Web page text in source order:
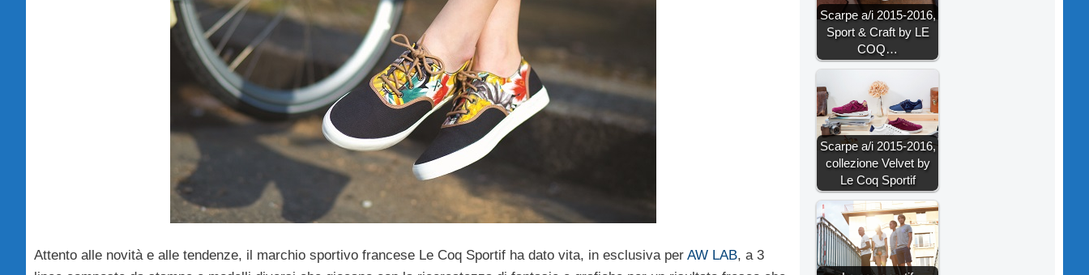
Attento alle novità e alle tendenze, il marchio sportivo francese Le Coq Sportif ha dato vita, in esclusiva per AW LAB, a 3
Scarpe a/i 2015-2016,
Sport & Craft by LE
COQ…
Scarpe a/i 2015-2016,
collezione Velvet by
Le Coq Sportif